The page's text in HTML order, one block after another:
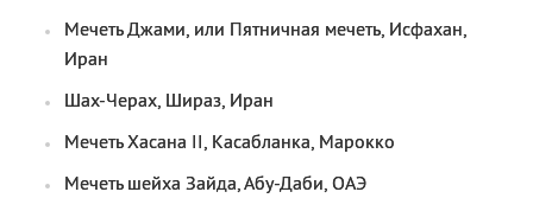
Мечеть Джами, или Пятничная мечеть, Исфахан,
Иран
Шах-Черах, Шираз, Иран
Мечеть Хасана II, Касабланка, Марокко
Мечеть шейха Зайда, Абу-Даби, ОАЭ